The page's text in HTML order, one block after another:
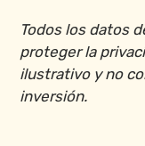
Todos los datos
proteger la
ilustrativo y no
inversión.